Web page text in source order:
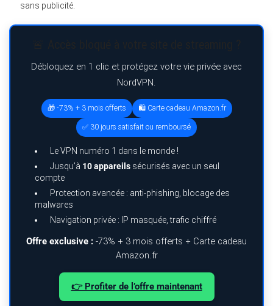
sans publicité.
Débloquez en 1 clic et protégez votre vie privée avec
NordVPN.
🎁 -73% + 3 mois offerts 🛍️ Carte cadeau Amazon.fr
✅ 30 jours satisfait ou remboursé
Le VPN numéro 1 dans le monde !
Jusqu’à 10 appareils sécurisés avec un seul
compte
Protection avancée : anti-phishing, blocage des
malwares
Navigation privée : IP masquée, trafic chiffré
Offre exclusive : -73% + 3 mois offerts + Carte cadeau
Amazon.fr
👉 Profiter de l’offre maintenant